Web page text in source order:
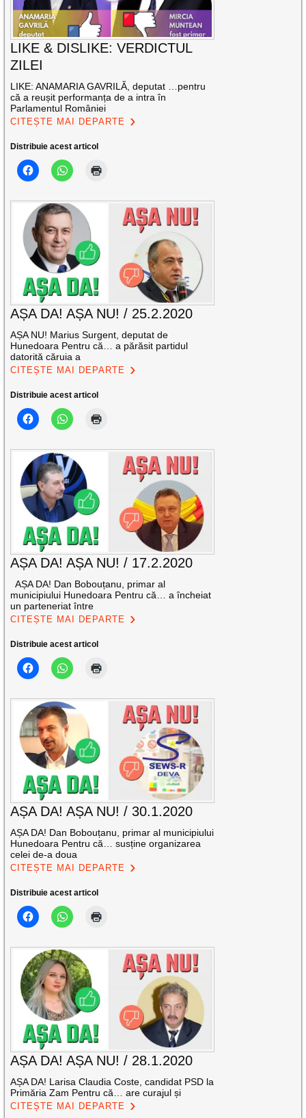
LIKE & DISLIKE: VERDICTUL
ZILEI
LIKE: ANAMARIA GAVRILĂ, deputat …pentru
că a reușit performanța de a intra în
Parlamentul României
CITEȘTE MAI DEPARTE
Distribuie acest articol
AȘA DA! AȘA NU! / 25.2.2020
AȘA NU! Marius Surgent, deputat de
Hunedoara Pentru că… a părăsit partidul
datorită căruia a
CITEȘTE MAI DEPARTE
Distribuie acest articol
AȘA DA! AȘA NU! / 17.2.2020
AȘA DA! Dan Bobouțanu, primar al
municipiului Hunedoara Pentru că… a încheiat
un parteneriat între
CITEȘTE MAI DEPARTE
Distribuie acest articol
AȘA DA! AȘA NU! / 30.1.2020
AȘA DA! Dan Bobouțanu, primar al municipiului
Hunedoara Pentru că… susține organizarea
celei de-a doua
CITEȘTE MAI DEPARTE
Distribuie acest articol
AȘA DA! AȘA NU! / 28.1.2020
AȘA DA! Larisa Claudia Coste, candidat PSD la
Primăria Zam Pentru că… are curajul și
CITEȘTE MAI DEPARTE